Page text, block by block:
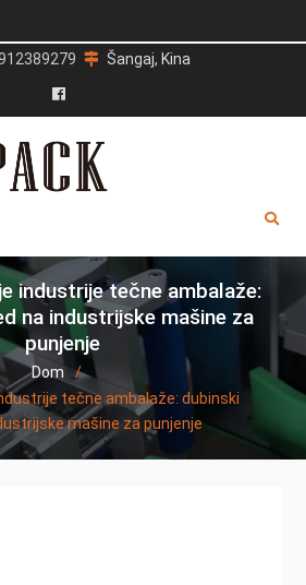
Šangaj, Kina
Facebook
industrije tečne ambalaže:
na industrijske mašine za
punjenje
Dom
tečne ambalaže: dubinski
mašine za punjenje